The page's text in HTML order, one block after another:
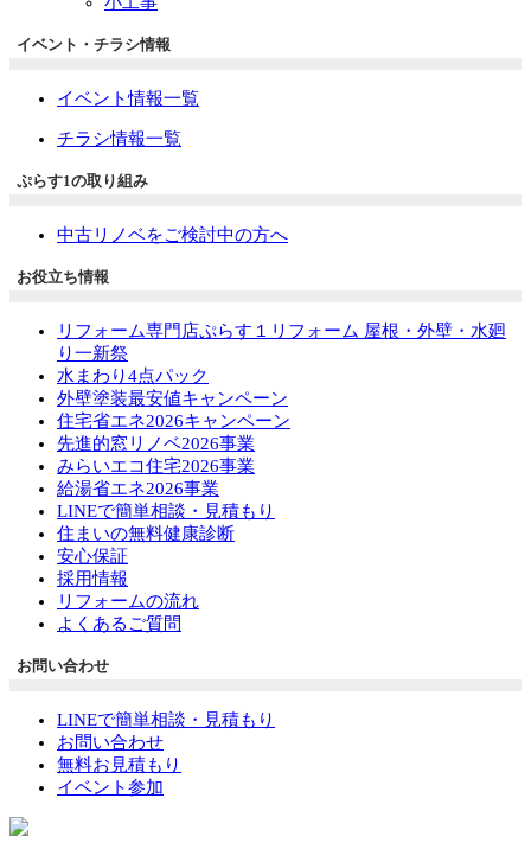
イベント・チラシ情報
イベント情報一覧
チラシ情報一覧
ぷらす1の取り組み
中古リノベをご検討中の方へ
お役立ち情報
リフォーム専門店ぷらす１リフォーム 屋根・外壁・水廻
り一新祭
水まわり4点パック
外壁塗装最安値キャンペーン
住宅省エネ2026キャンペーン
先進的窓リノベ2026事業
みらいエコ住宅2026事業
給湯省エネ2026事業
LINEで簡単相談・見積もり
住まいの無料健康診断
安心保証
採用情報
リフォームの流れ
よくあるご質問
お問い合わせ
LINEで簡単相談・見積もり
お問い合わせ
無料お見積もり
イベント参加